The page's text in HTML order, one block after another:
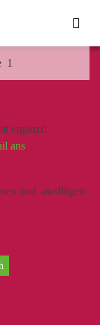
1
ergänzt!
ans
und -ausflügen